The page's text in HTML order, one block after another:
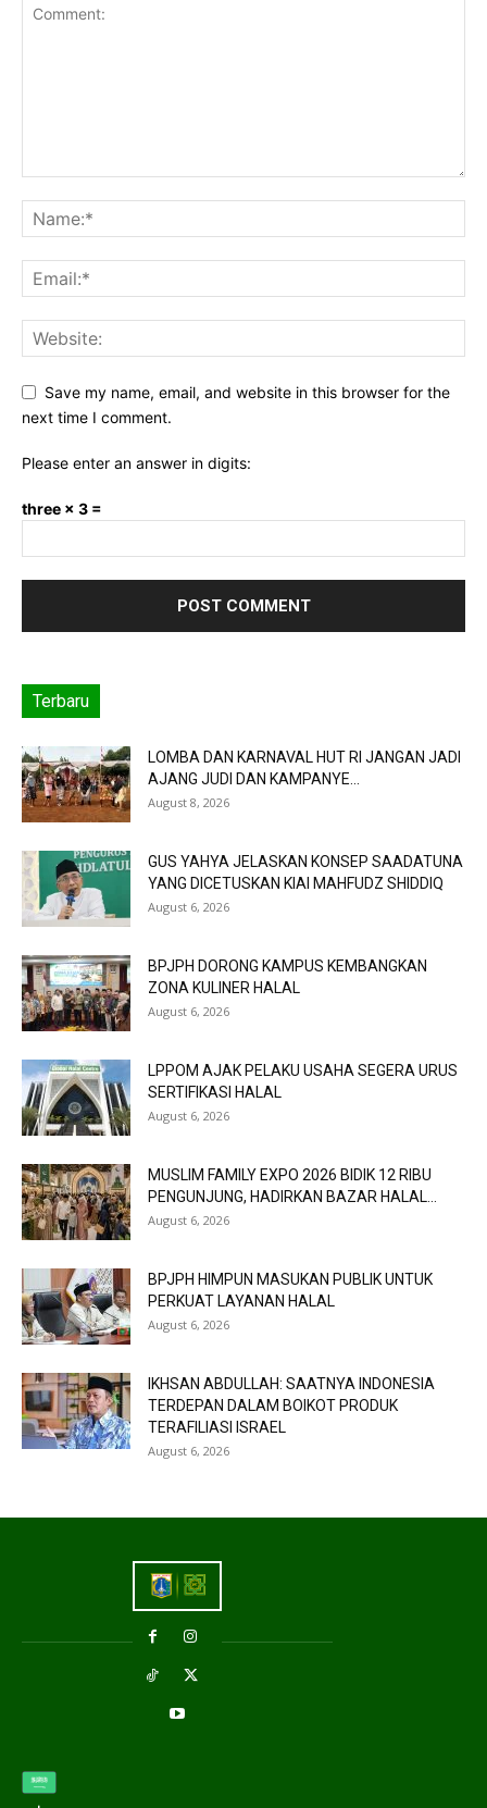
Save my name, email, and website in this browser for the
next time I comment.
Please enter an answer in digits:
three × 3 =
Terbaru
LOMBA DAN KARNAVAL HUT RI JANGAN JADI
AJANG JUDI DAN KAMPANYE...
August 8, 2026
GUS YAHYA JELASKAN KONSEP SAADATUNA
YANG DICETUSKAN KIAI MAHFUDZ SHIDDIQ
August 6, 2026
BPJPH DORONG KAMPUS KEMBANGKAN
ZONA KULINER HALAL
August 6, 2026
LPPOM AJAK PELAKU USAHA SEGERA URUS
SERTIFIKASI HALAL
August 6, 2026
MUSLIM FAMILY EXPO 2026 BIDIK 12 RIBU
PENGUNJUNG, HADIRKAN BAZAR HALAL...
August 6, 2026
BPJPH HIMPUN MASUKAN PUBLIK UNTUK
PERKUAT LAYANAN HALAL
August 6, 2026
IKHSAN ABDULLAH: SAATNYA INDONESIA
TERDEPAN DALAM BOIKOT PRODUK
TERAFILIASI ISRAEL
August 6, 2026